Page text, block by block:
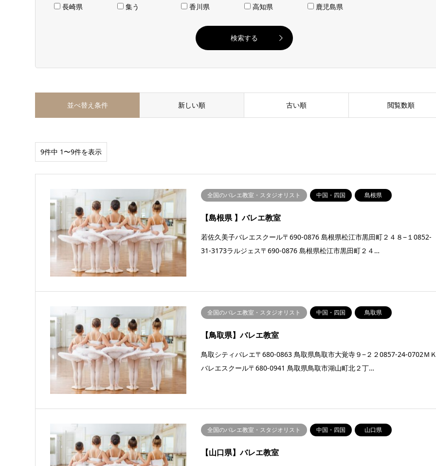
長崎県 集う 香川県 高知県 鹿児島県
並べ替え条件 新しい順 古い順 閲覧数順
9件中 1〜9件を表示
全国のバレエ教室・スタジオリスト 中国・四国 島根県
【島根県 】バレエ教室
若佐久美子バレエスクール〒690-0876 島根県松江市黒田町２４８−１0852-
31-3173ラルジェス〒690-0876 島根県松江市黒田町２４…
全国のバレエ教室・スタジオリスト 中国・四国 鳥取県
【鳥取県】バレエ教室
鳥取シティバレエ〒680-0863 鳥取県鳥取市大覚寺９−２２0857-24-0702Ｍ
バレエスクール〒680-0941 鳥取県鳥取市湖山町北２丁…
全国のバレエ教室・スタジオリスト 中国・四国 山口県
【山口県】バレエ教室